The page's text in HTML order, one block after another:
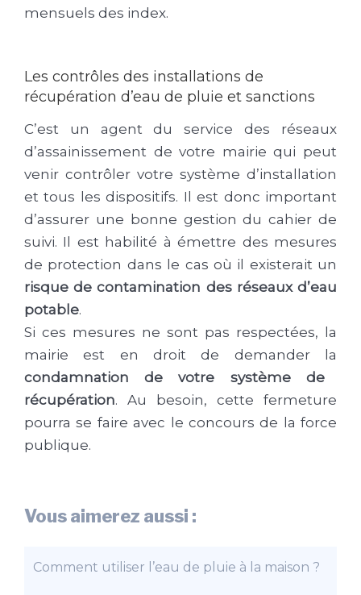
mensuels des index.
Les contrôles des installations de
récupération d’eau de pluie et sanctions
C’est un agent du service des réseaux
d’assainissement de votre mairie qui peut
venir contrôler votre système d’installation
et tous les dispositifs. Il est donc important
d’assurer une bonne gestion du cahier de
suivi. Il est habilité à émettre des mesures
de protection dans le cas où il existerait un
risque de contamination des réseaux d’eau
potable.
Si ces mesures ne sont pas respectées, la
mairie est en droit de demander la
condamnation de votre système de
récupération. Au besoin, cette fermeture
pourra se faire avec le concours de la force
publique.
Vous aimerez aussi :
Comment utiliser l’eau de pluie à la maison ?